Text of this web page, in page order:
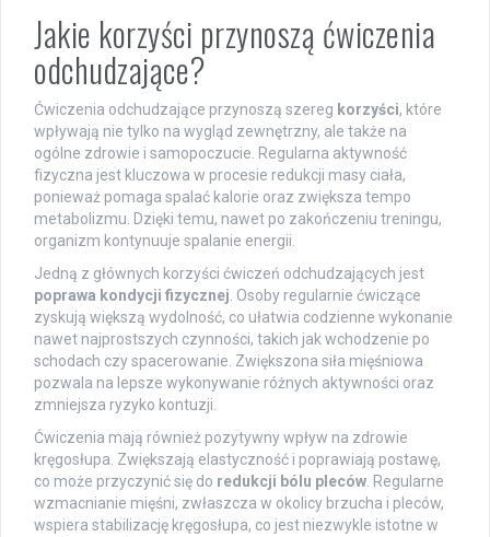
Jakie korzyści przynoszą ćwiczenia
odchudzające?
Ćwiczenia odchudzające przynoszą szereg korzyści, które
wpływają nie tylko na wygląd zewnętrzny, ale także na
ogólne zdrowie i samopoczucie. Regularna aktywność
fizyczna jest kluczowa w procesie redukcji masy ciała,
ponieważ pomaga spalać kalorie oraz zwiększa tempo
metabolizmu. Dzięki temu, nawet po zakończeniu treningu,
organizm kontynuuje spalanie energii.
Jedną z głównych korzyści ćwiczeń odchudzających jest
poprawa kondycji fizycznej. Osoby regularnie ćwiczące
zyskują większą wydolność, co ułatwia codzienne wykonanie
nawet najprostszych czynności, takich jak wchodzenie po
schodach czy spacerowanie. Zwiększona siła mięśniowa
pozwala na lepsze wykonywanie różnych aktywności oraz
zmniejsza ryzyko kontuzji.
Ćwiczenia mają również pozytywny wpływ na zdrowie
kręgosłupa. Zwiększają elastyczność i poprawiają postawę,
co może przyczynić się do redukcji bólu pleców. Regularne
wzmacnianie mięśni, zwłaszcza w okolicy brzucha i pleców,
wspiera stabilizację kręgosłupa, co jest niezwykle istotne w